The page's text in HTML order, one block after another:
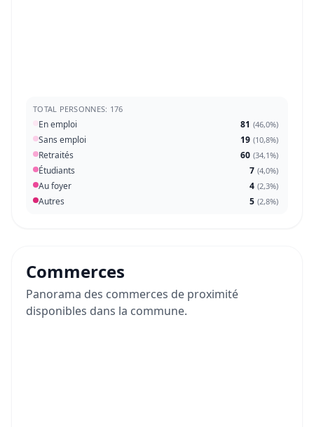
TOTAL PERSONNES: 176
En emploi 81 (46,0%)
Sans emploi 19 (10,8%)
Retraités 60 (34,1%)
Étudiants 7 (4,0%)
Au foyer 4 (2,3%)
Autres 5 (2,8%)
Commerces
Panorama des commerces de proximité
disponibles dans la commune.